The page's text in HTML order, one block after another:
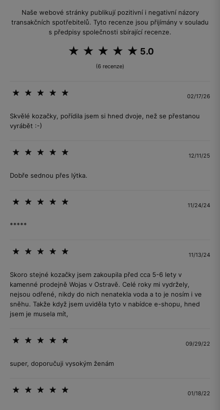
Naše webové stránky publikují pozitivní i negativní názory
transakčních spotřebitelů. Tyto recenze jsou přijímány v souladu
s předpisy společnosti sbírající recenze.
5.0
(6 recenze)
02/17/26
Skvělé kozačky, pořídila jsem si hned dvoje, než se přestanou
vyrábět :-)
12/11/25
Dobře sednou přes lýtka.
11/24/24
*****
11/13/24
Skoro stejné kozačky jsem zakoupila před cca 5-6 lety v
kamenné prodejně Wojas v Ostravě. Celé roky mi vydržely,
nejsou odřené, nikdy do nich nenatekla voda a to je nosím i ve
sněhu. Takže když jsem uviděla tyto v nabídce e-shopu, hned
jsem je musela mít,
09/29/22
super, doporučuji vysokým ženám
01/18/22